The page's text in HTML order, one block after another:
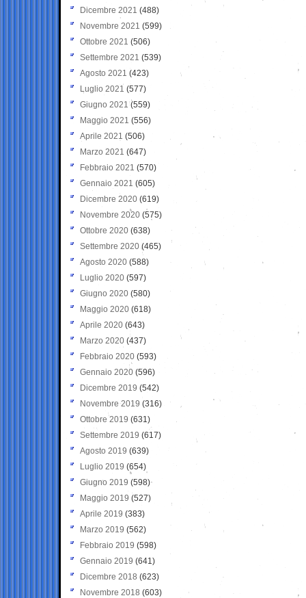
Dicembre 2021 (488)
Novembre 2021 (599)
Ottobre 2021 (506)
Settembre 2021 (539)
Agosto 2021 (423)
Luglio 2021 (577)
Giugno 2021(559)
Maggio 2021 (556)
Aprile 2021 (506)
Marzo 2021 (647)
Febbraio 2021 (570)
Gennaio 2021 (605)
Dicembre 2020 (619)
Novembre 2020 (575)
Ottobre 2020 (638)
Settembre 2020(465)
Agosto 2020 (588)
Luglio 2020 (597)
Giugno 2020 (580)
Maggio 2020 (618)
Aprile 2020 (643)
Marzo 2020 (437)
Febbraio 2020 (593)
Gennaio 2020 (596)
Dicembre 2019 (542)
Novembre 2019 (316)
Ottobre 2019 (631)
Settembre 2019 (617)
Agosto 2019 (639)
Luglio 2019 (654)
Giugno 2019 (598)
Maggio 2019 (527)
Aprile 2019 (383)
Marzo 2019 (562)
Febbraio 2019 (598)
Gennaio 2019 (641)
Dicembre 2018 (623)
Novembre 2018 (603)